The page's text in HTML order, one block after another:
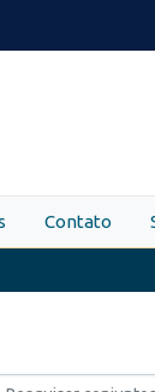
Contato